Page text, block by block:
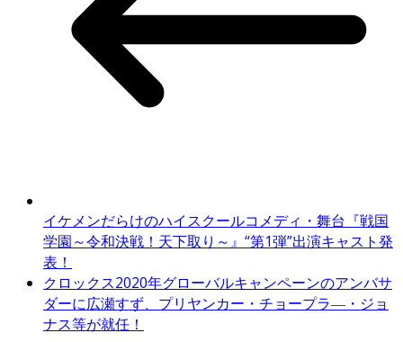
イケメンだらけのハイスクールコメディ・舞台『戦国
学園～令和決戦！天下取り～』“第1弾”出演キャスト発
表！
クロックス2020年グローバルキャンペーンのアンバサ
ダーに広瀬すず、プリヤンカー・チョープラ―・ジョ
ナス等が就任！